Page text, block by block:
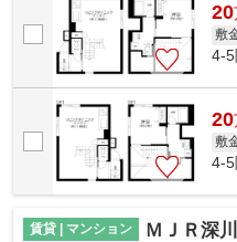
20
敷
4-
20
敷
4-
賃貸 | マンション ＭＪＲ深